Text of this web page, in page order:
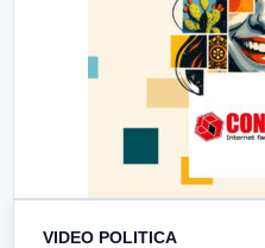
VIDEO POLITICA